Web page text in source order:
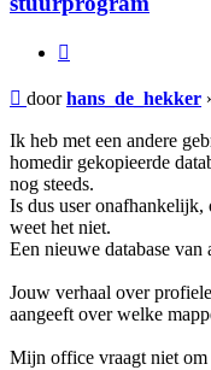
Bericht
doorhans_de_hekker
Ik heb met een andere
homedir gekopieerde
nog steeds.
Is dus user
weet het niet.
Een nieuwe database
Jouw verhaal over
aangeeft over welke
Mijn office vraagt niet om